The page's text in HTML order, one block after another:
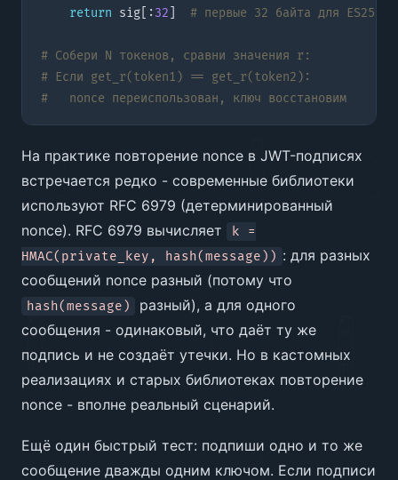
return
sig[: 32 # первые 32 байта для ES256
# Собери N токенов, сравни значения r:
# Если get_r(token1) == get_r(token2):
#   nonce переиспользован, ключ восстановим
На практике повторение nonce в JWT-подписях
встречается редко - современные библиотеки
используют RFC 6979 (детерминированный
nonce). RFC 6979 вычисляет
k =
HMAC(private_key, hash(message)) : для разных
сообщений nonce разный (потому что
hash(message)
разный), а для одного
сообщения - одинаковый, что даёт ту же
подпись и не создаёт утечки. Но в кастомных
реализациях и старых библиотеках повторение
nonce - вполне реальный сценарий.
Ещё один быстрый тест: подпиши одно и то же
сообщение дважды одним ключом. Если подписи